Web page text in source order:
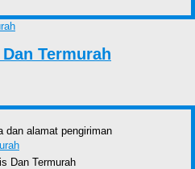
Termurah
dan alamat pengiriman
Dan Termurah